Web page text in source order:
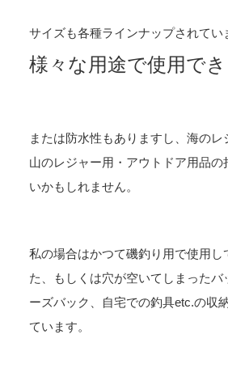
サイズも各種ラインナップされてい
様々な用途で使用でき
または防水性もありますし、海のレ
山のレジャー用・アウトドア用品の
いかもしれません。
私の場合はかつて磯釣り用で使用し
た、もしくは穴が空いてしまったバ
ーズバック、自宅での釣具etc.の収
ています。